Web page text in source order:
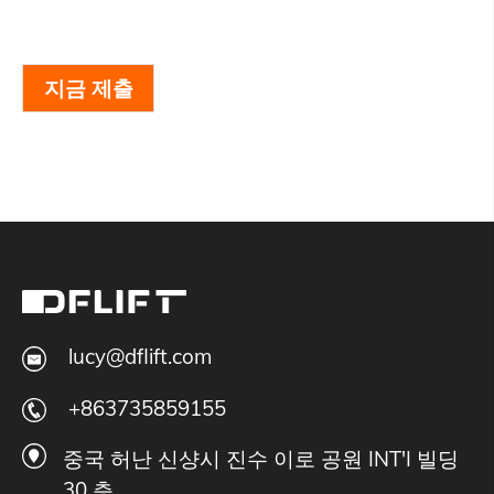
지금 제출
lucy@dflift.com
+863735859155
중국 허난 신샹시 진수 이로 공원 INT'I 빌딩